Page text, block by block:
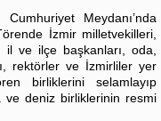
Meydanı’nda
İzmir milletvekilleri,
ve ilçe başkanları, oda,
rektörler ve İzmirliler yer
birliklerini selamlayıp
ve deniz birliklerinin resmi